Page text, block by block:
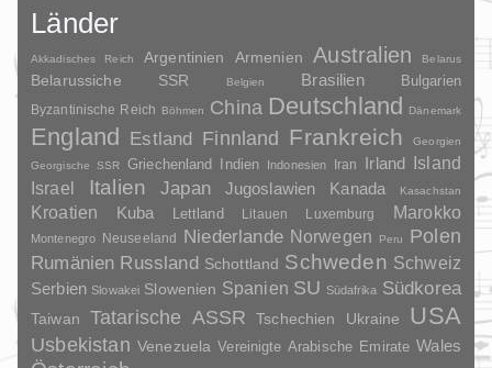
Länder
Akkadisches Reich Argentinien Armenien Australien Belarus
Belarussiche SSR Belgien Brasilien Bulgarien
Byzantinische Reich Böhmen China Deutschland Dänemark
England Estland Finnland Frankreich
Georgien
Georgische SSR
Griechenland Indien Indonesien Iran Irland
Island
Israel
Italien Japan Jugoslawien Kanada Kasachstan
Kroatien Kuba Lettland Litauen Luxemburg Marokko
Montenegro Neuseeland Niederlande Norwegen Peru
Polen
Rumänien Russland Schottland Schweden Schweiz
Serbien Slowakei Slowenien Spanien SU Südafrika Südkorea
Taiwan Tatarische ASSR Tschechien Ukraine USA
Usbekistan Venezuela Vereinigte Arabische Emirate Wales